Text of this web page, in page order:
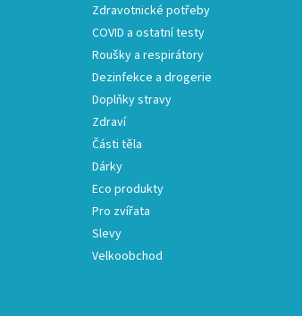
Zdravotnické potřeby
COVID a ostatní testy
Roušky a respirátory
Dezinfekce a drogerie
Doplňky stravy
Zdraví
Části těla
Dárky
Eco produkty
Pro zvířata
Slevy
Velkoobchod